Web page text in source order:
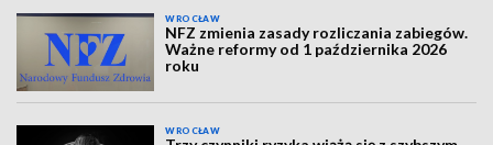
WROCŁAW
NFZ zmienia zasady rozliczania zabiegów.
Ważne reformy od 1 października 2026
roku
WROCŁAW